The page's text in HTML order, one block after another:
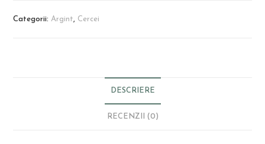
Categorii:Argint, Cercei
DESCRIERE
RECENZII (0)